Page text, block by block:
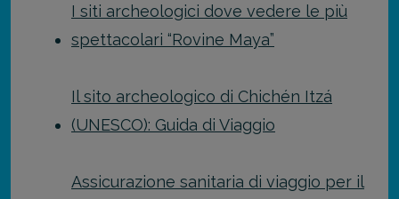
I siti archeologici dove vedere le più
spettacolari “Rovine Maya”
Il sito archeologico di Chichén Itzá
(UNESCO): Guida di Viaggio
Assicurazione sanitaria di viaggio per il